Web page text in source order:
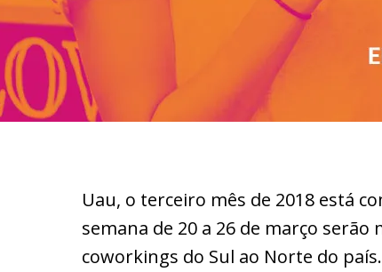
Uau, o terceiro mês de 2018 está
semana de 20 a 26 de março
coworkings do Sul ao Norte do